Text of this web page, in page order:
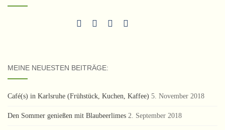
MEINE NEUESTEN BEITRÄGE:
Café(s) in Karlsruhe (Frühstück, Kuchen, Kaffee) 5. November 2018
Den Sommer genießen mit Blaubeerlimes 2. September 2018